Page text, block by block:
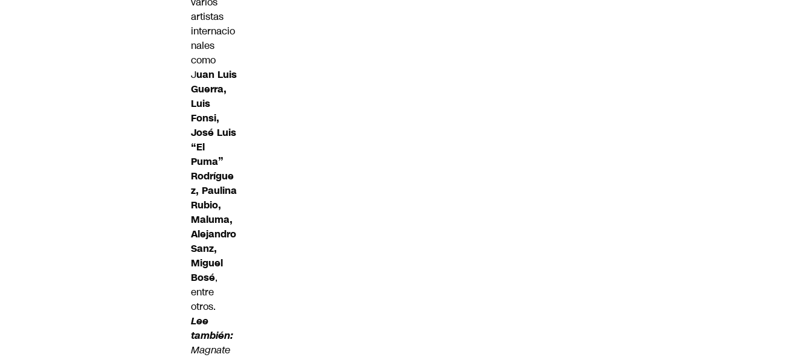
artistas
internacio
nales
como
Juan Luis
Guerra,
Luis
Fonsi,
José Luis
“El
Puma”
Rodrígue
z, Paulina
Rubio,
Maluma,
Alejandro
Sanz,
Miguel
Bosé,
entre
otros.
Lee
también:
Magnate